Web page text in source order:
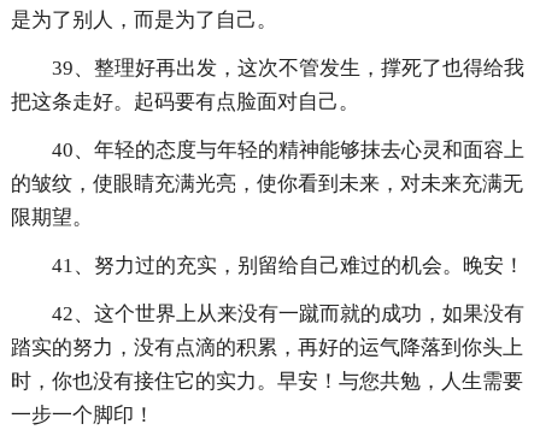
是为了别人，而是为了自己。
39、整理好再出发，这次不管发生，撑死了也得给我
把这条走好。起码要有点脸面对自己。
40、年轻的态度与年轻的精神能够抹去心灵和面容上
的皱纹，使眼睛充满光亮，使你看到未来，对未来充满无
限期望。
41、努力过的充实，别留给自己难过的机会。晚安！
42、这个世界上从来没有一蹴而就的成功，如果没有
踏实的努力，没有点滴的积累，再好的运气降落到你头上
时，你也没有接住它的实力。早安！与您共勉，人生需要
一步一个脚印！